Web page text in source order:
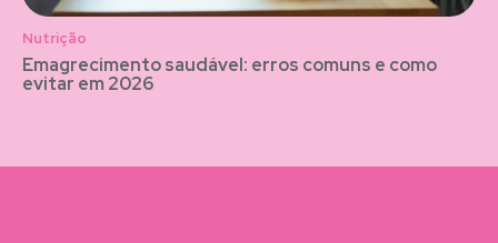
Nutrição
Emagrecimento saudável: erros comuns e como
evitar em 2026